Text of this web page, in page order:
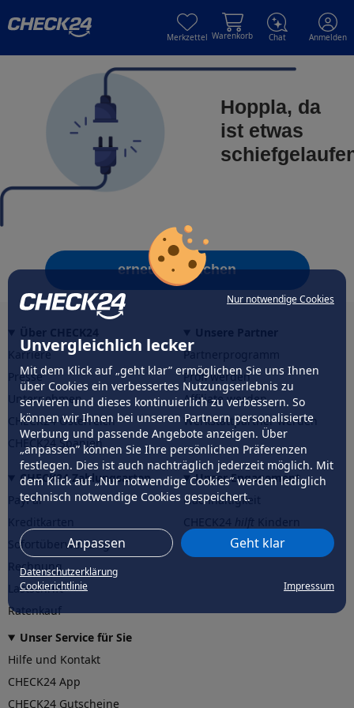
Nur notwendige Cookies
Unvergleichlich lecker
Mit dem Klick auf „geht klar” ermöglichen Sie uns Ihnen
über Cookies ein verbessertes Nutzungserlebnis zu
servieren und dieses kontinuierlich zu verbessern. So
können wir Ihnen bei unseren Partnern personalisierte
Werbung und passende Angebote anzeigen. Über
„anpassen” können Sie Ihre persönlichen Präferenzen
festlegen. Dies ist auch nachträglich jederzeit möglich. Mit
dem Klick auf „Nur notwendige Cookies” werden lediglich
technisch notwendige Cookies gespeichert.
Anpassen Geht klar
Datenschutzerklärung
Cookierichtlinie
Impressum
Merkzettel Warenkorb Chat Anmelden
Hoppla, da
ist etwas
erneut versuchen
Karriere
Presse
Unternehmen
CHECK24 Österreich
CHECK24 Spanien
Partnerprogramm
Profi werden
Affiliate werden
Werkstattpartner werden
CHECK24 Zahlungsarten
PayPal
Sofortüberweisung
Rechnung
Lastschrift
Ratenkauf
Unser Engagement
Nachhaltigkeit
CHECK24hilftder Natur
Unser Service für Sie
Hilfe und Kontakt
CHECK24 App
CHECK24 Gutscheine